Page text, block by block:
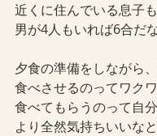
近くに住んでいる息子も
男が4人もいれば6合だな
夕食の準備をしながら、
食べさせるのってワクワ
食べてもらうのって自
より全然気持ちいいなと